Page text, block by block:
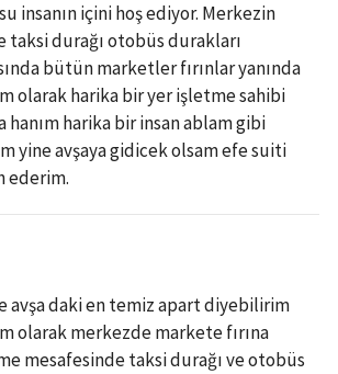
insanın içini hoş ediyor. Merkezin
taksi durağı otobüs durakları
bütün marketler fırınlar yanında
olarak harika bir yer işletme sahibi
hanım harika bir insan ablam gibi
yine avşaya gidicek olsam efe suiti
ederim.
avşa daki en temiz apart diyebilirim
olarak merkezde markete fırına
mesafesinde taksi durağı ve otobüs